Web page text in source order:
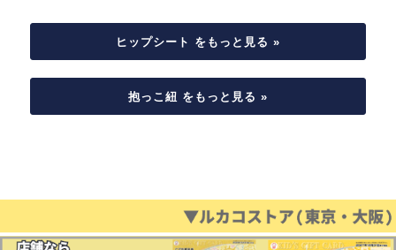
ヒップシート をもっと見る »
抱っこ紐 をもっと見る »